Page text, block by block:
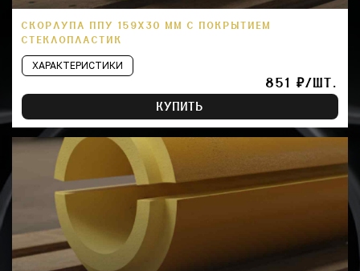
СКОРЛУПА ППУ 159Х30 ММ С ПОКРЫТИЕМ
СТЕКЛОПЛАСТИК
ХАРАКТЕРИСТИКИ
851 ₽/ШТ.
КУПИТЬ